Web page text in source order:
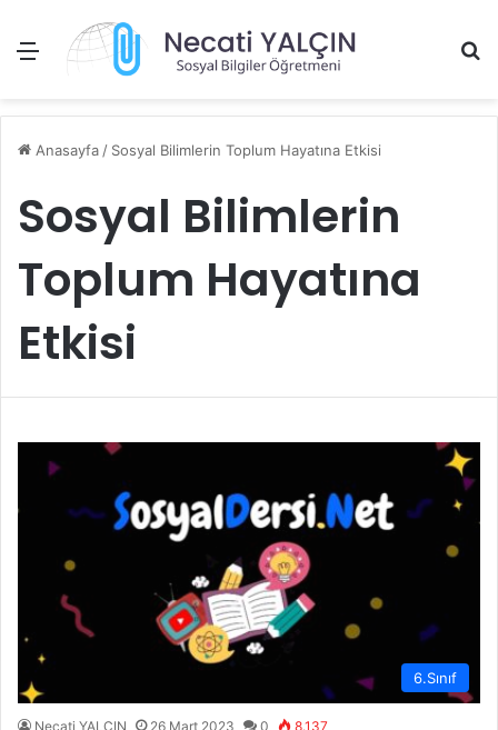
Menü
Anasayfa / Sosyal Bilimlerin Toplum Hayatına Etkisi
Sosyal Bilimlerin
Toplum Hayatına
Etkisi
6.Sınıf
Necati YALÇIN 26 Mart 2023 0 8.137